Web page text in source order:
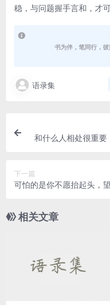
稳，与问题握手言和，才
书为伴，笔同行，
语录集
和什么人相处很重要
下一篇
可怕的是你不愿抬起头，
相关文章